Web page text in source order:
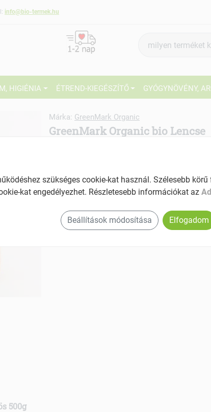
info@bio-termek.hu
keresés
HIGIÉNIA ÉTREND-KIEGÉSZÍTŐ GYÓGYNÖVÉNY,
Márka: GreenMark Organic
GreenMark Organic bio Lencse
Proteinben és rostban gazdag
Krémek készítésére
EAN: 5999884931430
500g
szükséges cookie-kat használ. Szélesebb
kat engedélyezhet. Részletesebb információkat az
Beállítások módosítása Elfogadom